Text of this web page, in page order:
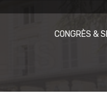
CONGRÈS &